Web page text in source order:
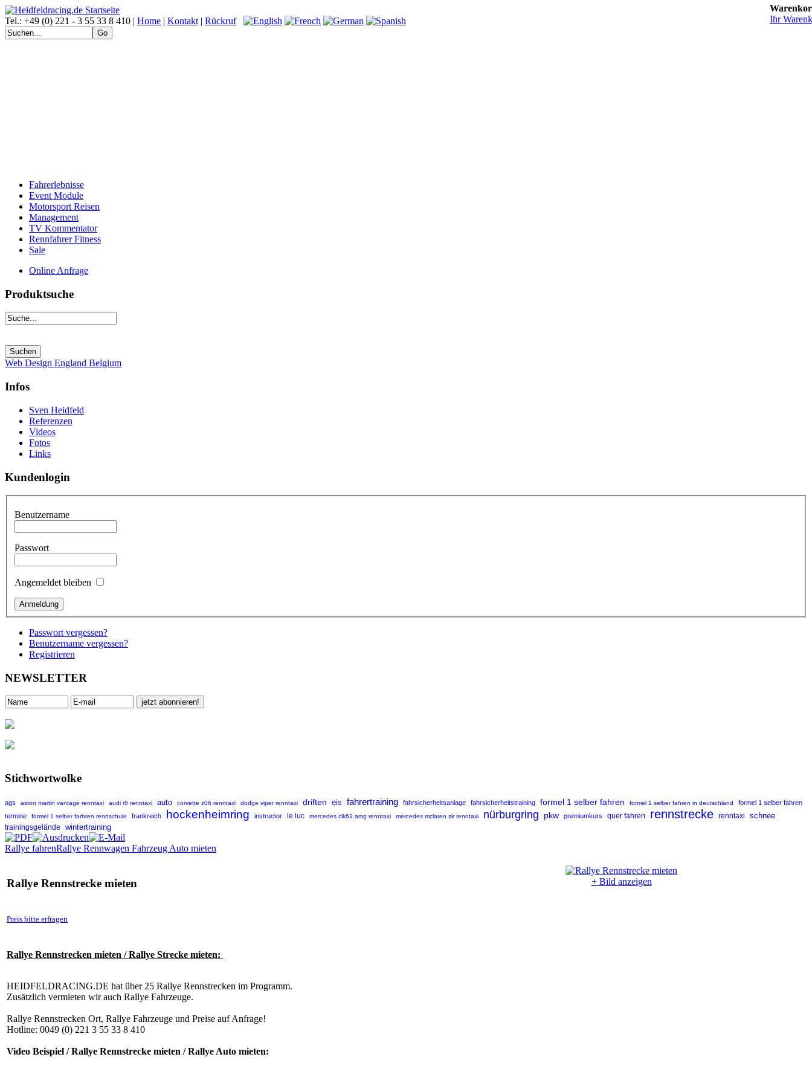
Tel.: +49 (0) 221 - 3 55 33 8 410 | Home | Kontakt | Rückruf
Fahrerlebnisse
Event Module
Motorsport Reisen
Management
TV Kommentator
Rennfahrer Fitness
Sale
Online Anfrage
Produktsuche
Web Design England Belgium
Infos
Sven Heidfeld
Referenzen
Videos
Fotos
Links
Kundenlogin
Benutzername
Passwort
Angemeldet bleiben
Passwort vergessen?
Benutzername vergessen?
Registrieren
NEWSLETTER
Stichwortwolke
ags aston martin vantage renntaxi audi r8 renntaxi auto corvette z06 renntaxi dodge viper renntaxi driften eis fahrertraining fahrsicherheitsanlage fahrsicherheitstraining formel 1 selber fahren formel 1 selber fahren in deutschland
formel 1 selber fahren
termine
formel 1 selber farhren rennschule frankreich hockenheimring instructor le luc mercedes clk63 amg renntaxi mercedes mclaren slr renntaxi nürburgring pkw premiumkurs quer fahren rennstrecke renntaxi schnee
trainingsgelände wintertraining
Rallye fahrenRallye Rennwagen Fahrzeug Auto mieten
Rallye Rennstrecke mieten + Bild anzeigen
Preis bitte erfragen
Rallye Rennstrecken mieten / Rallye Strecke mieten:
HEIDFELDRACING.DE hat über 25 Rallye Rennstrecken im Programm.
Zusätzlich vermieten wir auch Rallye Fahrzeuge.
Rallye Rennstrecken Ort, Rallye Fahrzeuge und Preise auf Anfrage!
Hotline: 0049 (0) 221 3 55 33 8 410
Video Beispiel / Rallye Rennstrecke mieten / Rallye Auto mieten:
Ihr